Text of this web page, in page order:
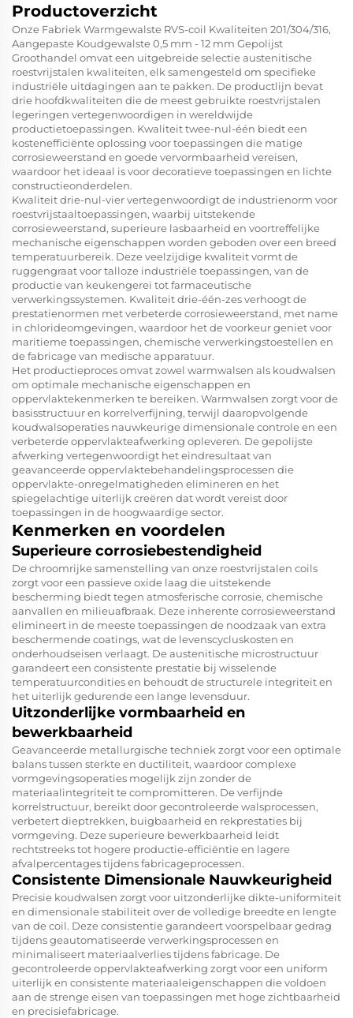
Productoverzicht
Onze Fabriek Warmgewalste RVS-coil Kwaliteiten 201/304/316,
Aangepaste Koudgewalste 0,5 mm - 12 mm Gepolijst
Groothandel omvat een uitgebreide selectie austenitische
roestvrijstalen kwaliteiten, elk samengesteld om specifieke
industriële uitdagingen aan te pakken. De productlijn bevat
drie hoofdkwaliteiten die de meest gebruikte roestvrijstalen
legeringen vertegenwoordigen in wereldwijde
productietoepassingen. Kwaliteit twee-nul-één biedt een
kostenefficiënte oplossing voor toepassingen die matige
corrosieweerstand en goede vervormbaarheid vereisen,
waardoor het ideaal is voor decoratieve toepassingen en lichte
constructieonderdelen.
Kwaliteit drie-nul-vier vertegenwoordigt de industrienorm voor
roestvrijstaaltoepassingen, waarbij uitstekende
corrosieweerstand, superieure lasbaarheid en voortreffelijke
mechanische eigenschappen worden geboden over een breed
temperatuurbereik. Deze veelzijdige kwaliteit vormt de
ruggengraat voor talloze industriële toepassingen, van de
productie van keukengerei tot farmaceutische
verwerkingssystemen. Kwaliteit drie-één-zes verhoogt de
prestatienormen met verbeterde corrosieweerstand, met name
in chlorideomgevingen, waardoor het de voorkeur geniet voor
maritieme toepassingen, chemische verwerkingstoestellen en
de fabricage van medische apparatuur.
Het productieproces omvat zowel warmwalsen als koudwalsen
om optimale mechanische eigenschappen en
oppervlaktekenmerken te bereiken. Warmwalsen zorgt voor de
basisstructuur en korrelverfijning, terwijl daaropvolgende
koudwalsoperaties nauwkeurige dimensionale controle en een
verbeterde oppervlakteafwerking opleveren. De gepolijste
afwerking vertegenwoordigt het eindresultaat van
geavanceerde oppervlaktebehandelingsprocessen die
oppervlakte-onregelmatigheden elimineren en het
spiegelachtige uiterlijk creëren dat wordt vereist door
toepassingen in de hoogwaardige sector.
Kenmerken en voordelen
Superieure corrosiebestendigheid
De chroomrijke samenstelling van onze roestvrijstalen coils
zorgt voor een passieve oxide laag die uitstekende
bescherming biedt tegen atmosferische corrosie, chemische
aanvallen en milieuafbraak. Deze inherente corrosieweerstand
elimineert in de meeste toepassingen de noodzaak van extra
beschermende coatings, wat de levenscycluskosten en
onderhoudseisen verlaagt. De austenitische microstructuur
garandeert een consistente prestatie bij wisselende
temperatuurcondities en behoudt de structurele integriteit en
het uiterlijk gedurende een lange levensduur.
Uitzonderlijke vormbaarheid en
bewerkbaarheid
Geavanceerde metallurgische techniek zorgt voor een optimale
balans tussen sterkte en ductiliteit, waardoor complexe
vormgevingsoperaties mogelijk zijn zonder de
materiaalintegriteit te compromitteren. De verfijnde
korrelstructuur, bereikt door gecontroleerde walsprocessen,
verbetert dieptrekken, buigbaarheid en rekprestaties bij
vormgeving. Deze superieure bewerkbaarheid leidt
rechtstreeks tot hogere productie-efficiëntie en lagere
afvalpercentages tijdens fabricageprocessen.
Consistente Dimensionale Nauwkeurigheid
Precisie koudwalsen zorgt voor uitzonderlijke dikte-uniformiteit
en dimensionale stabiliteit over de volledige breedte en lengte
van de coil. Deze consistentie garandeert voorspelbaar gedrag
tijdens geautomatiseerde verwerkingsprocessen en
minimaliseert materiaalverlies tijdens fabricage. De
gecontroleerde oppervlakteafwerking zorgt voor een uniform
uiterlijk en consistente materiaaleigenschappen die voldoen
aan de strenge eisen van toepassingen met hoge zichtbaarheid
en precisiefabricage.